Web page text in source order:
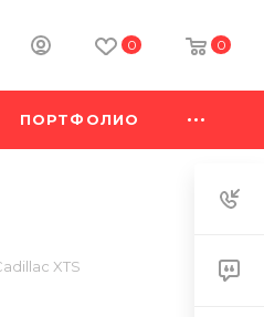
0 0
ПОРТФОЛИО
XTS